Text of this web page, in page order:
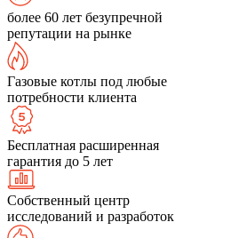
более 60 лет безупречной
репутации на рынке
Газовые котлы под любые
потребности клиента
Бесплатная расширенная
гарантия до 5 лет
Собственный центр
исследований и разработок